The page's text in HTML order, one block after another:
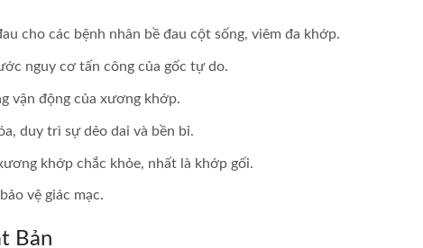
cho các bệnh nhân bề đau cột sống, viêm đa khớp.
nguy cơ tấn công của gốc tự do.
vận động của xương khớp.
duy trì sự dẻo dai và bền bỉ.
khớp chắc khỏe, nhất là khớp gối.
vệ giác mạc.
Bản